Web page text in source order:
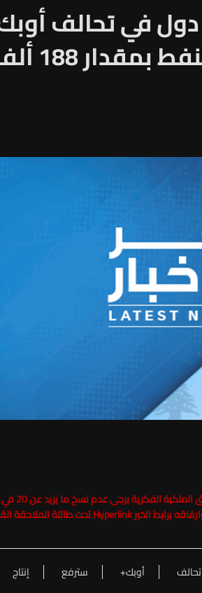
بيان: 7 دول في
تحالف أوبك+ سترفع إنتاج